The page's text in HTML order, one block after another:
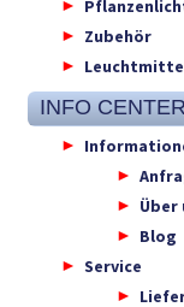
Zubehör
INFO
Über
Blog
Service